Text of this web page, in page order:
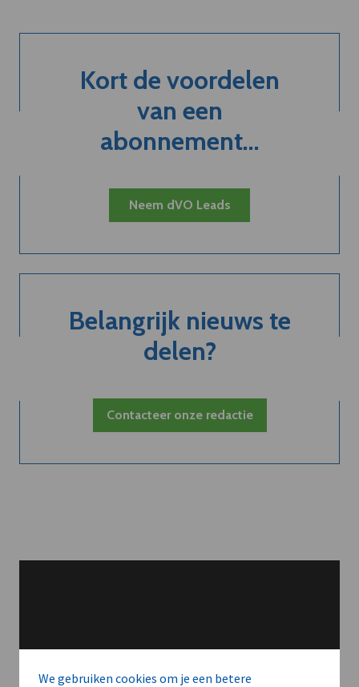
We gebruiken cookies om je een betere
Kort de voordelen
van een
abonnement...
Neem dVO Leads
Belangrijk nieuws te
delen?
Contacteer onze redactie